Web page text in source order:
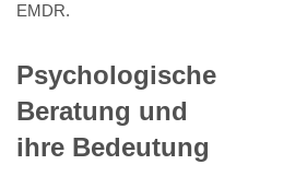
EMDR.
Psychologische
Beratung und
ihre Bedeutung